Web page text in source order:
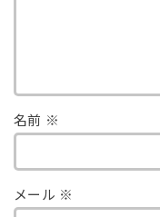
名前 ※
メール ※